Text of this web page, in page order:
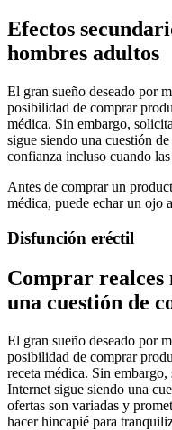
Efectos
hombres adultos
El gran sueño deseado por
posibilidad de comprar
médica. Sin embargo,
sigue siendo una cuestión
confianza incluso cuando
Antes de comprar un
médica, puede echar un ojo
Disfunción eréctil
Comprar realces
una cuestión de
El gran sueño deseado por
posibilidad de comprar
receta médica. Sin
Internet sigue siendo una
ofertas son variadas y
hacer hincapié para